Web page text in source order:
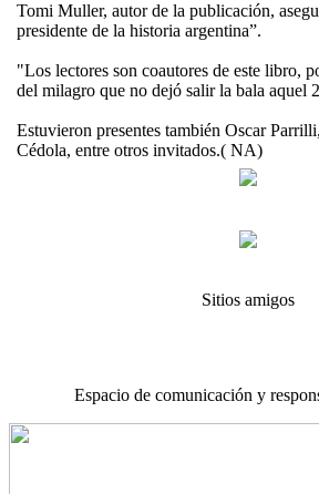
Tomi Muller, autor de la publicación,
presidente de la historia argentina”.
"Los lectores son coautores de este libro,
del milagro que no dejó salir la bala aquel
Estuvieron presentes también Oscar
Cédola, entre otros invitados.( NA)
Sitios amigos
Espacio de comunicación y